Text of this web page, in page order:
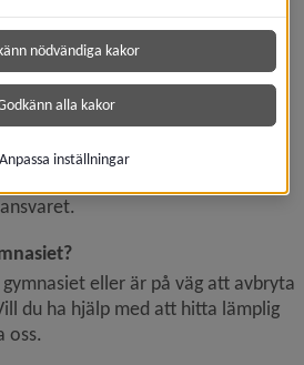
löpande under året, om vilka
av ansvaret och hur de är
insatser vid behov, som i
den enskilde att påbörja eller
eller är på väg att avbryta
du ha hjälp med att hitta lämplig
oss.
nödvändiga kakor
alla kakor
Anpassa inställningar